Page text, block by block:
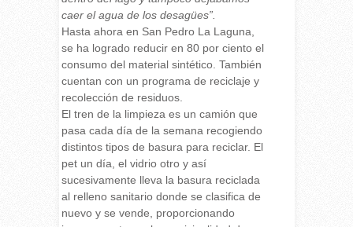
caer el agua de los desagües”.
Hasta ahora en San Pedro La Laguna,
se ha logrado reducir en 80 por ciento el
consumo del material sintético. También
cuentan con un programa de reciclaje y
recolección de residuos.
El tren de la limpieza es un camión que
pasa cada día de la semana recogiendo
distintos tipos de basura para reciclar. El
pet un día, el vidrio otro y así
sucesivamente lleva la basura reciclada
al relleno sanitario donde se clasifica de
nuevo y se vende, proporcionando